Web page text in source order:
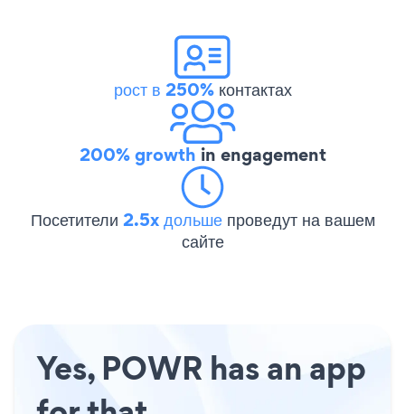
рост в 250%контактах
200% growth in engagement
Посетители 2.5x дольше проведут на вашем
сайте
Yes, POWR has an app